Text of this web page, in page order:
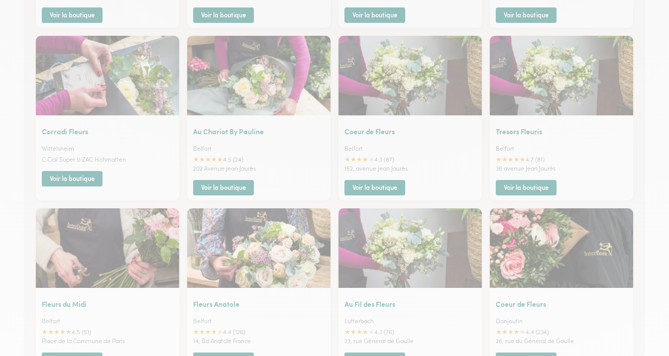
Voir la boutique Voir la boutique Voir la boutique Voir la boutique
Corradi Fleurs
Wittelsheim
C.Cial Super U ZAC Hohmatten
Voir la boutique
Au Chariot By Pauline
Belfort
★★★★★4.5 (24)
202 Avenue Jean Jaurès
Voir la boutique
Coeur de Fleurs
Belfort
★★★★
4.3 (87)
152, avenue Jean Jaurès
Voir la boutique
Tresors Fleuris
Belfort
★★★★★4.7 (81)
36 avenue Jean Jaurès
Voir la boutique
Fleurs du Midi
Belfort
★★★★★4.5 (51)
Place de la Commune de Paris
Fleurs Anatole
Belfort
★★★★
4.4 (126)
14, Bd Anatole France
Au Fil des Fleurs
Lutterbach
★★★★
4.3 (76)
23, rue Général de Gaulle
Coeur de Fleurs
Danjoutin
★★★★
4.4 (234)
26, rue du Général de Gaulle